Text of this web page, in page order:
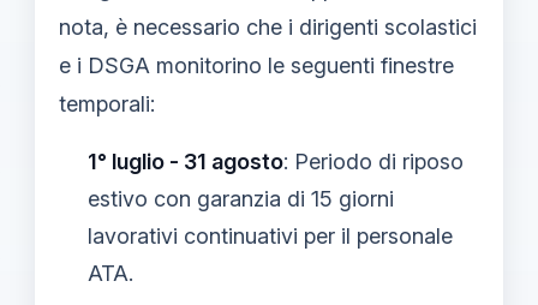
nota, è necessario che i dirigenti scolastici
e i DSGA monitorino le seguenti finestre
temporali:
1° luglio - 31 agosto: Periodo di riposo
estivo con garanzia di 15 giorni
lavorativi continuativi per il personale
ATA.